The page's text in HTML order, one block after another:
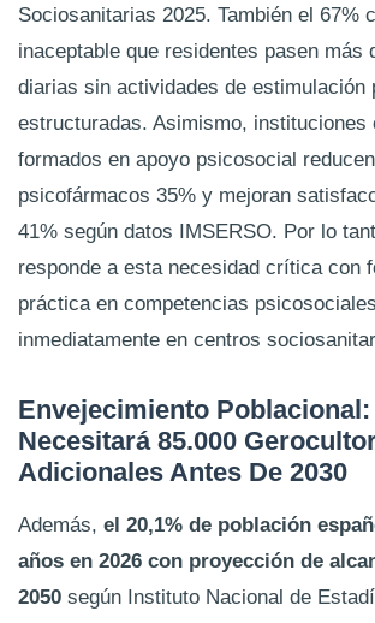
Sociosanitarias 2025. También el 67%
inaceptable que residentes pasen más
diarias sin actividades de estimulación
estructuradas. Asimismo, instituciones
formados en apoyo psicosocial
psicofármacos 35% y mejoran
41% según datos IMSERSO. Por lo
responde a esta necesidad crítica con
práctica en competencias
inmediatamente en centros
Envejecimiento
Necesitará 85.000
Adicionales Antes De 2030
Además, el 20,1% de población
años en 2026 con proyección de
2050 según Instituto Nacional de